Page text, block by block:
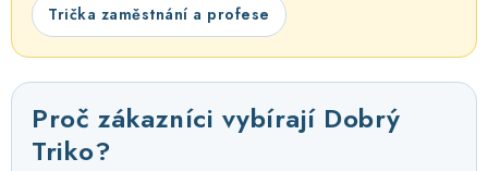
Trička zaměstnání a profese
Proč zákazníci vybírají Dobrý
Triko?